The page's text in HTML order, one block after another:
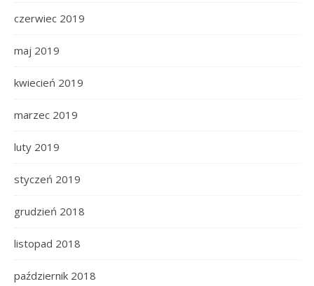
czerwiec 2019
maj 2019
kwiecień 2019
marzec 2019
luty 2019
styczeń 2019
grudzień 2018
listopad 2018
październik 2018